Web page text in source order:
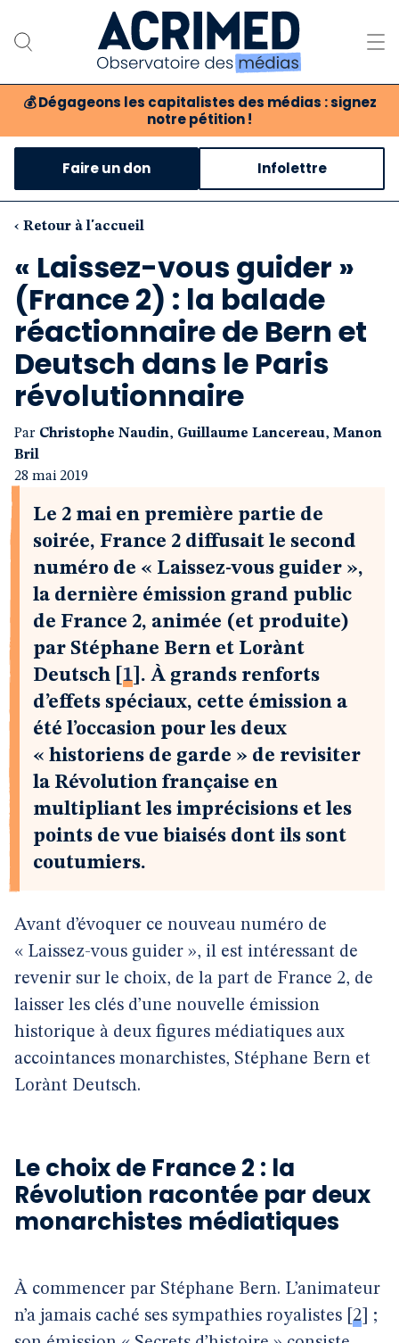
💰 Dégageons les capitalistes des médias : signez
notre pétition !
Notre association
Notre critique des médias
Nos propositions
Notre revue
Boutique
Faire un don Infolettre
‹ Retour à l'accueil
« Laissez-vous guider »
(France 2) : la balade
réactionnaire de Bern et
Deutsch dans le Paris
révolutionnaire
Par Christophe Naudin, Guillaume Lancereau, Manon
Bril
28 mai 2019
Le 2 mai en première partie de
soirée, France 2 diffusait le second
numéro de « Laissez-vous guider »,
la dernière émission grand public
de France 2, animée (et produite)
par Stéphane Bern et Lorànt
Deutsch
1 . À grands renforts
d’effets spéciaux, cette émission a
été l’occasion pour les deux
« historiens de garde » de revisiter
la Révolution française en
multipliant les imprécisions et les
points de vue biaisés dont ils sont
coutumiers.
Avant d’évoquer ce nouveau numéro de
« Laissez-vous guider », il est intéressant de
revenir sur le choix, de la part de France 2, de
laisser les clés d’une nouvelle émission
historique à deux figures médiatiques aux
accointances monarchistes, Stéphane Bern et
Lorànt Deutsch.
Le choix de France 2 : la
Révolution racontée par deux
monarchistes médiatiques
À commencer par Stéphane Bern. L’animateur
n’a jamais caché ses sympathies royalistes 2
;